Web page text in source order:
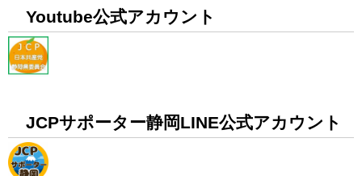
Youtube公式アカウント
JCPサポーター静岡LINE公式アカウント